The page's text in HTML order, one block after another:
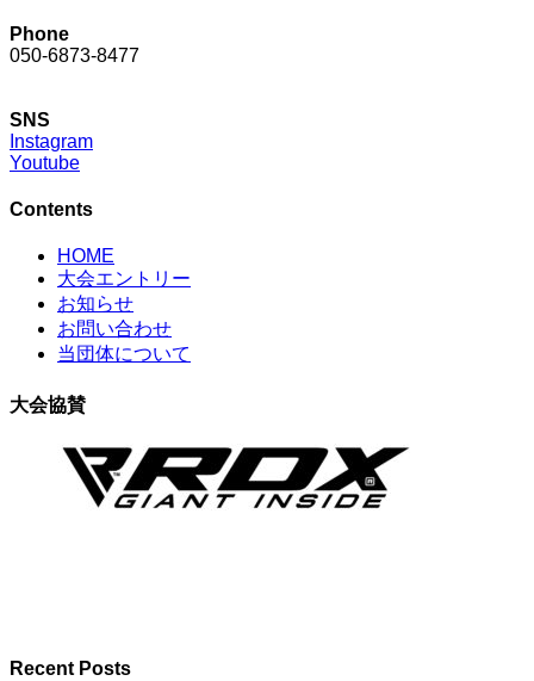
Phone
050-6873-8477
SNS
Instagram
Youtube
Contents
HOME
大会エントリー
お知らせ
お問い合わせ
当団体について
大会協賛
Recent Posts